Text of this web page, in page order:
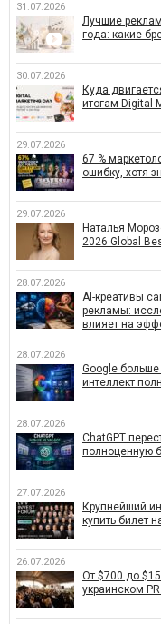
31.07.2026
Лучшие
года: какие
30.07.2026
Куда
итогам Digital
29.07.2026
67 %
ошибку, хотя
29.07.2026
Наталья
2026 Global
28.07.2026
AI-креативы
рекламы:
влияет на
28.07.2026
Google
интеллект
28.07.2026
ChatGPT
полноценную
27.07.2026
Крупнейший
купить билет
26.07.2026
От $700 до $15
украинском